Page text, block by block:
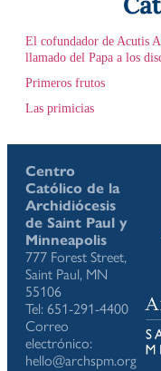
El cofundador de Acutis
llamado del Papa a los
Primeros frutos
Las primicias
Centro
Católico de la
Archidiócesis
de Saint Paul y
Minneapolis
777 Forest Street,
Saint Paul, MN
55106
Tel: 651-291-4400
Correo
electrónico:
hello@archspm.org